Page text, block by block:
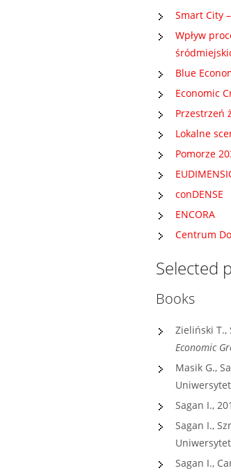
Smart City
Wpływ
Blue
Economic
Przestrzeń
Lokalne
Pomorze
conDENSE
ENCORA
Centrum
Selected
Books
Zieliński T.,
Economic
Masik G.,
Sagan I.,
Sagan I.,
Sagan I.,